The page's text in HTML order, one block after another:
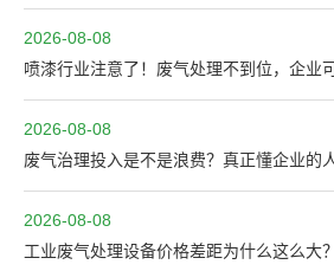
2026-08-08
喷漆行业注意了！废气处理不到位，企业
2026-08-08
废气治理投入是不是浪费？真正懂企业的
2026-08-08
工业废气处理设备价格差距为什么这么大